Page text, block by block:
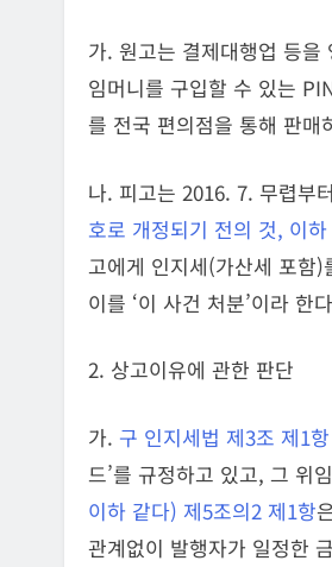
가. 원고는 결제대행업 등을
임머니를 구입할 수 있는
를 전국 편의점을 통해 판매
나. 피고는 2016. 7. 무렵부
호로 개정되기 전의 것, 이
고에게 인지세(가산세 포함
이를 ‘이 사건 처분’이라 한
2. 상고이유에 관한 판단
가. 구 인지세법 제3조 제1
드’를 규정하고 있고, 그 위
이하 같다) 제5조의2 제1항
관계없이 발행자가 일정한